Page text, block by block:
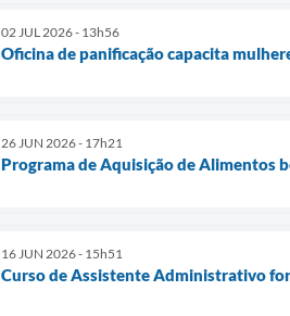
02 JUL 2026 - 13h56
Oficina de panificação capacita
26 JUN 2026 - 17h21
Programa de Aquisição de Alimentos
16 JUN 2026 - 15h51
Curso de Assistente Administrativo